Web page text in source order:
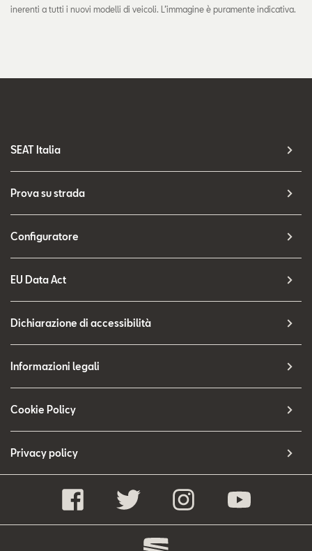
inerenti a tutti i nuovi modelli di veicoli. L’immagine è puramente indicativa.
SEAT Italia
Prova su strada
Configuratore
EU Data Act
Dichiarazione di accessibilità
Informazioni legali
Cookie Policy
Privacy policy